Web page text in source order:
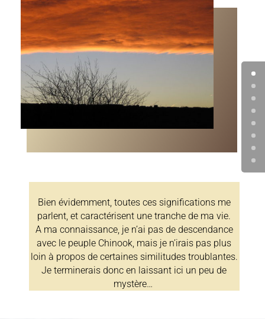
Bien évidemment, toutes ces significations me
parlent, et caractérisent une tranche de ma vie.
A ma connaissance, je n’ai pas de descendance
avec le peuple Chinook, mais je n’irais pas plus
loin à propos de certaines similitudes troublantes.
Je terminerais donc en laissant ici un peu de
mystère…